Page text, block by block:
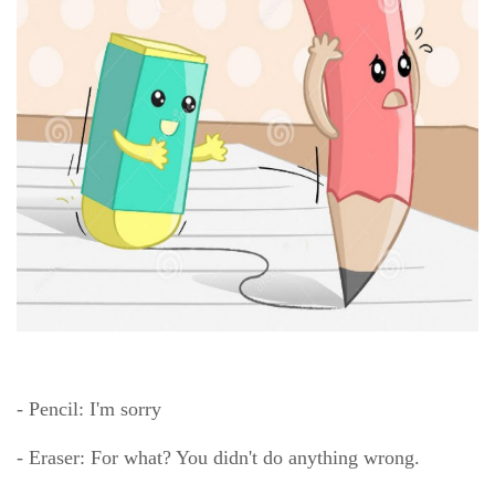
- Pencil: I'm sorry
- Eraser: For what? You didn't do anything wrong.